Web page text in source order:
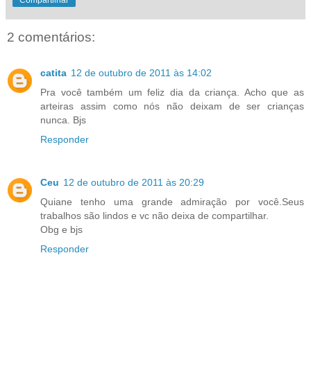
2 comentários:
catita 12 de outubro de 2011 às 14:02
Pra você também um feliz dia da criança. Acho que as
arteiras assim como nós não deixam de ser crianças
nunca. Bjs
Responder
Ceu 12 de outubro de 2011 às 20:29
Quiane tenho uma grande admiração por você.Seus
trabalhos são lindos e vc não deixa de compartilhar.
Obg e bjs
Responder